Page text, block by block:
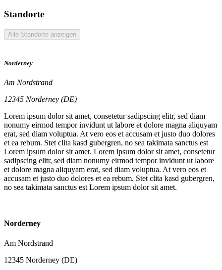
Standorte
Alle Standorte anzeigen
Norderney
Am Nordstrand
12345 Norderney (DE)
Lorem ipsum dolor sit amet, consetetur sadipscing elitr, sed diam
nonumy eirmod tempor invidunt ut labore et dolore magna aliquyam
erat, sed diam voluptua. At vero eos et accusam et justo duo dolores
et ea rebum. Stet clita kasd gubergren, no sea takimata sanctus est
Lorem ipsum dolor sit amet. Lorem ipsum dolor sit amet, consetetur
sadipscing elitr, sed diam nonumy eirmod tempor invidunt ut labore
et dolore magna aliquyam erat, sed diam voluptua. At vero eos et
accusam et justo duo dolores et ea rebum. Stet clita kasd gubergren,
no sea takimata sanctus est Lorem ipsum dolor sit amet.
Norderney
Am Nordstrand
12345 Norderney (DE)